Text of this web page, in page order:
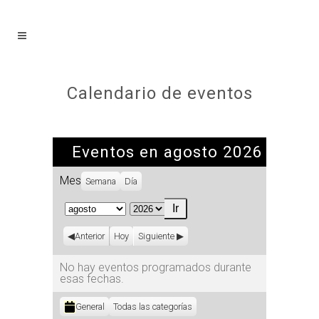
Calendario de eventos
Eventos en agosto 2026
Mes Semana Día
Mes
Año
Anterior Hoy Siguiente
No hay eventos programados durante
esas fechas.
Categorías
General Todas las categorías